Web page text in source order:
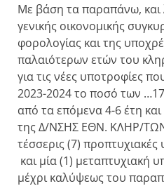
Με βάση τα παραπάνω, και
γενικής οικονομικής
φορολογίας και της
παλαιότερων ετών του
για τις νέες υποτροφίες
2023-2024 το ποσό των
από τα επόμενα 4-6 έτη
της Δ/ΝΣΗΣ ΕΘΝ. ΚΛΗΡ/
τέσσερις (7)
και μία (1) μεταπτυχιακή
μέχρι καλύψεως του